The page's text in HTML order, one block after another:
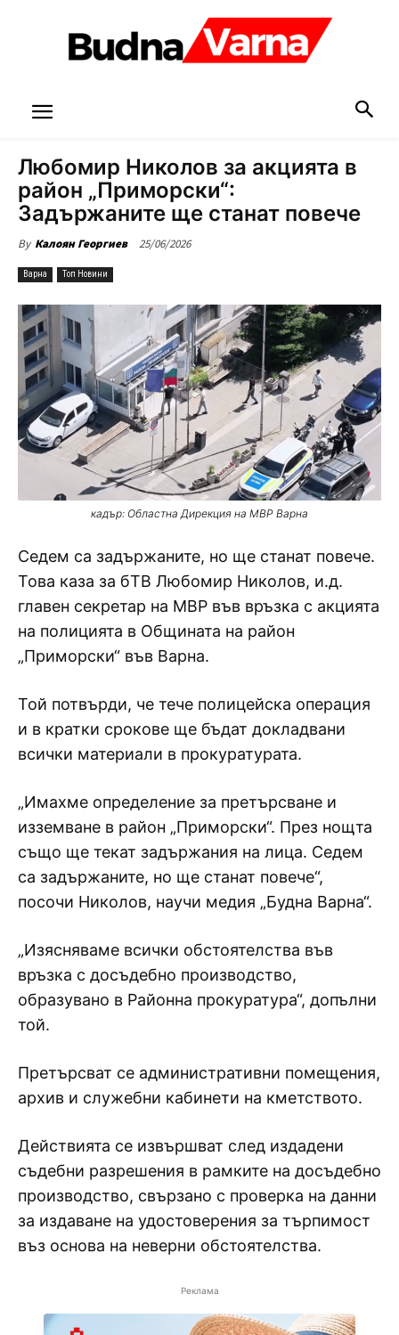
Любомир Николов за акцията в
район „Приморски“:
Задържаните ще станат повече
By Калоян Георгиев 25/06/2026
Варна Топ Новини
кадър: Областна Дирекция на МВР Варна
Седем са задържаните, но ще станат повече.
Това каза за бТВ Любомир Николов, и.д.
главен секретар на МВР във връзка с акцията
на полицията в Общината на район
„Приморски“ във Варна.
Той потвърди, че тече полицейска операция
и в кратки срокове ще бъдат докладвани
всички материали в прокуратурата.
„Имахме определение за претърсване и
изземване в район „Приморски“. През нощта
също ще текат задържания на лица. Седем
са задържаните, но ще станат повече“,
посочи Николов, научи медия „Будна Варна“.
„Изясняваме всички обстоятелства във
връзка с досъдебно производство,
образувано в Районна прокуратура“, допълни
той.
Претърсват се административни помещения,
архив и служебни кабинети на кметството.
Действията се извършват след издадени
съдебни разрешения в рамките на досъдебно
производство, свързано с проверка на данни
за издаване на удостоверения за търпимост
въз основа на неверни обстоятелства.
Реклама